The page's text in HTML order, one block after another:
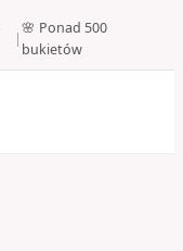
|
🌸 Ponad 500
bukietów